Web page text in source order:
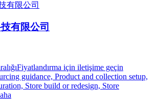
有限公司
Fiyatlandırma için iletişime geçin
guidance, Product and collection setup,
Store build or redesign, Store